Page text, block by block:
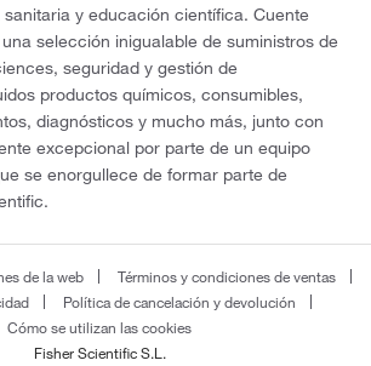
y educación científica. Cuente
selección inigualable de suministros de
seguridad y gestión de
productos químicos, consumibles,
diagnósticos y mucho más, junto con
excepcional por parte de un equipo
se enorgullece de formar parte de
de la web
Términos y condiciones de ventas
Política de cancelación y devolución
Cómo se utilizan las cookies
Fisher Scientific S.L.